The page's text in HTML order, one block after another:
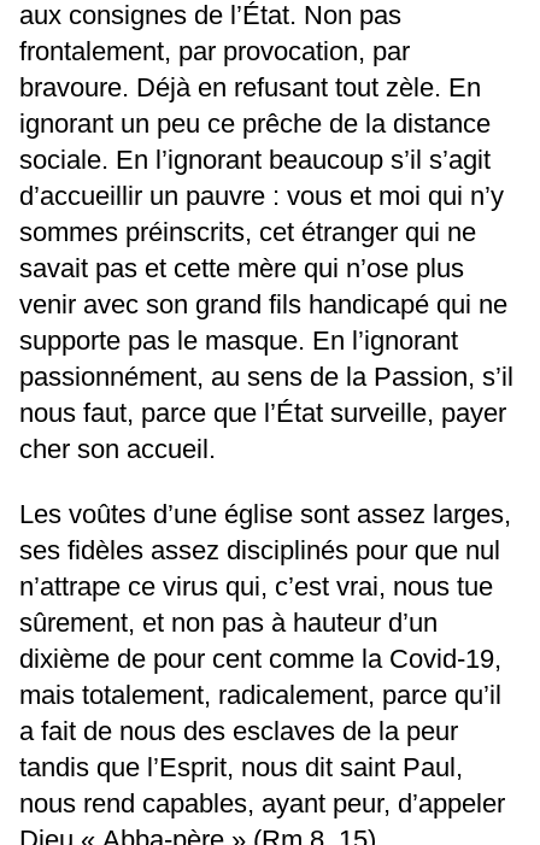
aux consignes de l’État. Non pas
frontalement, par provocation, par
bravoure. Déjà en refusant tout zèle. En
ignorant un peu ce prêche de la distance
sociale. En l’ignorant beaucoup s’il s’agit
d’accueillir un pauvre : vous et moi qui n’y
sommes préinscrits, cet étranger qui ne
savait pas et cette mère qui n’ose plus
venir avec son grand fils handicapé qui ne
supporte pas le masque. En l’ignorant
passionnément, au sens de la Passion, s’il
nous faut, parce que l’État surveille, payer
cher son accueil.
Les voûtes d’une église sont assez larges,
ses fidèles assez disciplinés pour que nul
n’attrape ce virus qui, c’est vrai, nous tue
sûrement, et non pas à hauteur d’un
dixième de pour cent comme la Covid-19,
mais totalement, radicalement, parce qu’il
a fait de nous des esclaves de la peur
tandis que l’Esprit, nous dit saint Paul,
nous rend capables, ayant peur, d’appeler